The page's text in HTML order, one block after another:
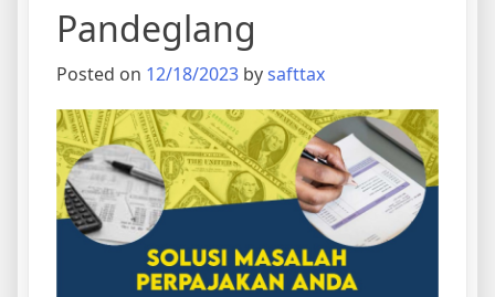
Pandeglang
Posted on 12/18/2023 bysafttax